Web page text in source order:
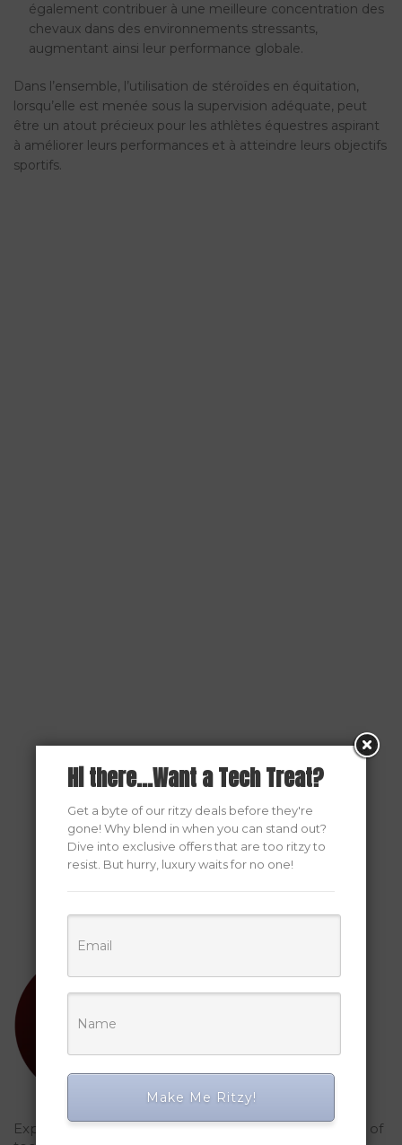
également contribuer à une meilleure concentration des
chevaux dans des environnements stressants,
augmentant ainsi leur performance globale.
Dans l’ensemble, l’utilisation de stéroïdes en équitation,
lorsqu’elle est menée sous la supervision adéquate, peut
être un atout précieux pour les athlètes équestres aspirant
à améliorer leurs performances et à atteindre leurs objectifs
sportifs.
Explored Ritzy Gadgets? You've glimpsed the future of
Hi there...Want a Tech Treat?
Get a byte of our ritzy deals before they're
gone! Why blend in when you can stand out?
Dive into exclusive offers that are too ritzy to
resist. But hurry, luxury waits for no one!
Make Me Ritzy!